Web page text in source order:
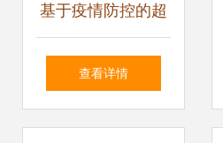
基于疫情防控的超
市管理系统设计与
查看详情